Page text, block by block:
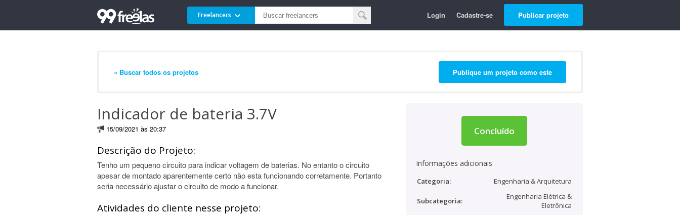
Freelancers Login Cadastre-se Publicar projeto
« Buscar todos os projetos Publique um projeto como este
Indicador de bateria 3.7V
15/09/2021 às 20:37
Descrição do Projeto:
Tenho um pequeno circuito para indicar voltagem de baterias. No entanto o circuito
apesar de montado aparentemente certo não esta funcionando corretamente. Portanto
seria necessário ajustar o circuito de modo a funcionar.
Atividades do cliente nesse projeto:
Concluído
Informações adicionais
Categoria: Engenharia & Arquitetura
Subcategoria:
Engenharia Elétrica &
Eletrônica